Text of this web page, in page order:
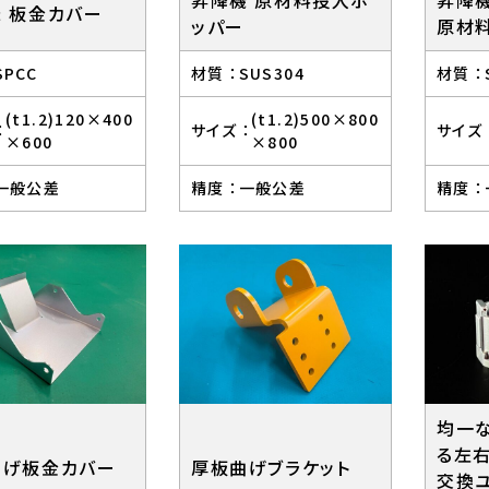
板金カバー
(t1.2)120×400
×600
般公差
ッパー
材質 ： SUS304
サイズ ：
(t1.2)500×800
×800
精度 ： 一般公差
原材
材質 ：
サイズ
精度 ：
板金カバー 厚板曲げブラケット
均一
る左
交換